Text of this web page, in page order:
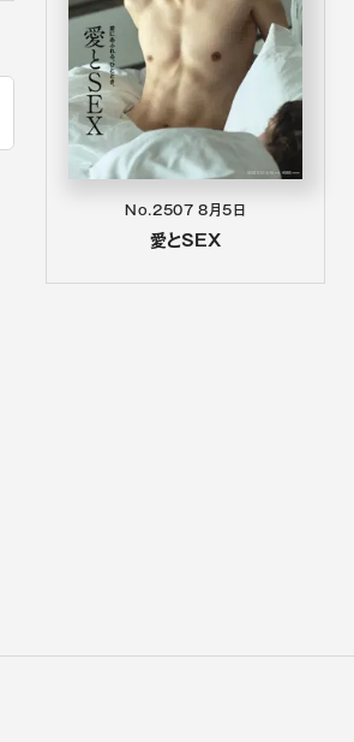
No.2507 8月5日
愛とSEX